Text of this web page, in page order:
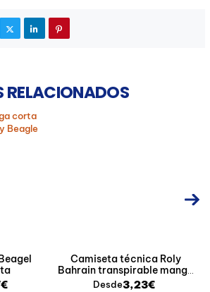
RELACIONADOS
Camiseta técnica Roly
Bahrain transpirable manga
corta
Desde3,23€